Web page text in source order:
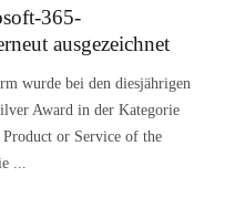
365-
ausgezeichnet
wurde bei den diesjährigen
Award in der Kategorie
or Service of the
...